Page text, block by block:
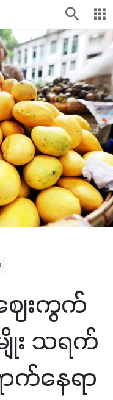
ေးကွက်
ျိုး သရက်
က်နေရာ